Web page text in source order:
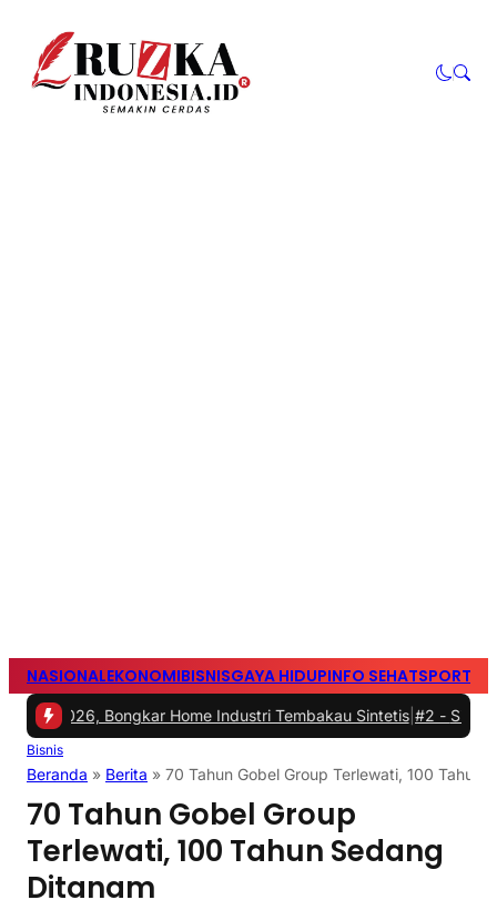
NASIONALEKONOMIBISNISGAYA HIDUPINFO SEHATSPORTS
Bongkar Home Industri Tembakau Sintetis|#2 -Silaturahmi ke
Bisnis
Beranda » Berita » 70 Tahun Gobel Group Terlewati, 100 Tahun
70 Tahun Gobel Group
Terlewati, 100 Tahun Sedang
Ditanam